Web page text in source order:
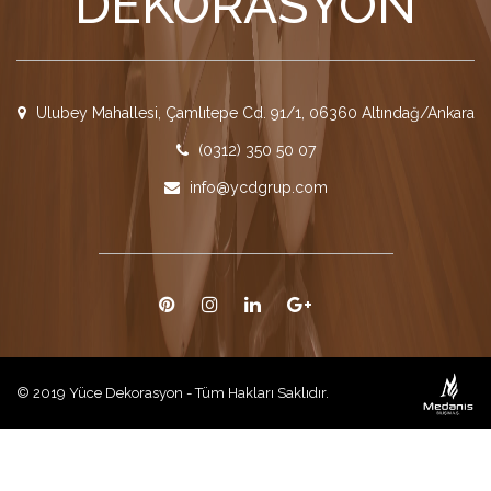
Ulubey Mahallesi, Çamlıtepe Cd. 91/1, 06360 Altındağ/Ankara
(0312) 350 50 07
info@ycdgrup.com
© 2019 Yüce Dekorasyon - Tüm Hakları Saklıdır.